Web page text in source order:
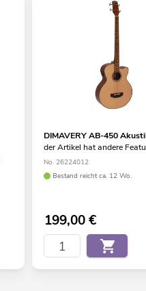
DIMAVERY AB-450
der Artikel hat andere
No. 26224012
Bestand reicht ca. 12 Wo.
199,00€